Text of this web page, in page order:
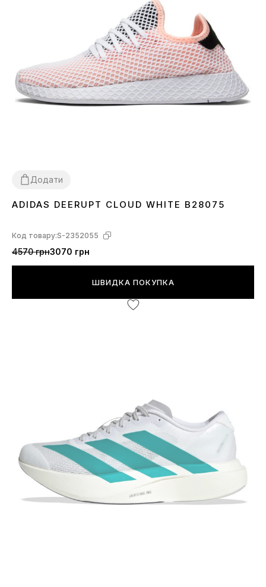
Додати
45
ADIDAS DEERUPT CLOUD WHITE B28075
Код товару:S-2352055
4570 грн3070 грн
ШВИДКА ПОКУПКА